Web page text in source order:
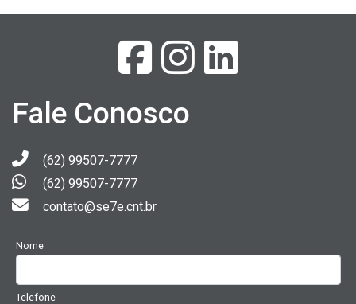
Fale Conosco
(62) 99507-7777
(62) 99507-7777
contato@se7e.cnt.br
Nome
Telefone